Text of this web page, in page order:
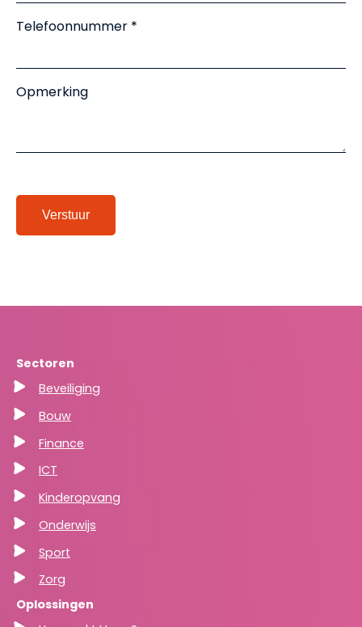
Telefoonnummer
Opmerking
Verstuur
Sectoren
Beveiliging
Bouw
Finance
ICT
Kinderopvang
Onderwijs
Sport
Zorg
Oplossingen